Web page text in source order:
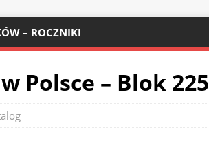
– ROCZNIKI
Polsce – Blok 225